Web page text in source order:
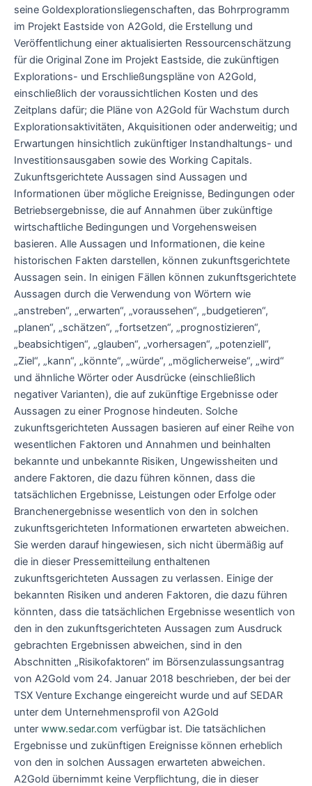
seine Goldexplorationsliegenschaften, das Bohrprogramm
im Projekt Eastside von A2Gold, die Erstellung und
Veröffentlichung einer aktualisierten Ressourcenschätzung
für die Original Zone im Projekt Eastside, die zukünftigen
Explorations- und Erschließungspläne von A2Gold,
einschließlich der voraussichtlichen Kosten und des
Zeitplans dafür; die Pläne von A2Gold für Wachstum durch
Explorationsaktivitäten, Akquisitionen oder anderweitig; und
Erwartungen hinsichtlich zukünftiger Instandhaltungs- und
Investitionsausgaben sowie des Working Capitals.
Zukunftsgerichtete Aussagen sind Aussagen und
Informationen über mögliche Ereignisse, Bedingungen oder
Betriebsergebnisse, die auf Annahmen über zukünftige
wirtschaftliche Bedingungen und Vorgehensweisen
basieren. Alle Aussagen und Informationen, die keine
historischen Fakten darstellen, können zukunftsgerichtete
Aussagen sein. In einigen Fällen können zukunftsgerichtete
Aussagen durch die Verwendung von Wörtern wie
„anstreben“, „erwarten“, „voraussehen“, „budgetieren“,
„planen“, „schätzen“, „fortsetzen“, „prognostizieren“,
„beabsichtigen“, „glauben“, „vorhersagen“, „potenziell“,
„Ziel“, „kann“, „könnte“, „würde“, „möglicherweise“, „wird“
und ähnliche Wörter oder Ausdrücke (einschließlich
negativer Varianten), die auf zukünftige Ergebnisse oder
Aussagen zu einer Prognose hindeuten. Solche
zukunftsgerichteten Aussagen basieren auf einer Reihe von
wesentlichen Faktoren und Annahmen und beinhalten
bekannte und unbekannte Risiken, Ungewissheiten und
andere Faktoren, die dazu führen können, dass die
tatsächlichen Ergebnisse, Leistungen oder Erfolge oder
Branchenergebnisse wesentlich von den in solchen
zukunftsgerichteten Informationen erwarteten abweichen.
Sie werden darauf hingewiesen, sich nicht übermäßig auf
die in dieser Pressemitteilung enthaltenen
zukunftsgerichteten Aussagen zu verlassen. Einige der
bekannten Risiken und anderen Faktoren, die dazu führen
könnten, dass die tatsächlichen Ergebnisse wesentlich von
den in den zukunftsgerichteten Aussagen zum Ausdruck
gebrachten Ergebnissen abweichen, sind in den
Abschnitten „Risikofaktoren“ im Börsenzulassungsantrag
von A2Gold vom 24. Januar 2018 beschrieben, der bei der
TSX Venture Exchange eingereicht wurde und auf SEDAR
unter dem Unternehmensprofil von A2Gold
unter www.sedar.com verfügbar ist. Die tatsächlichen
Ergebnisse und zukünftigen Ereignisse können erheblich
von den in solchen Aussagen erwarteten abweichen.
A2Gold übernimmt keine Verpflichtung, die in dieser